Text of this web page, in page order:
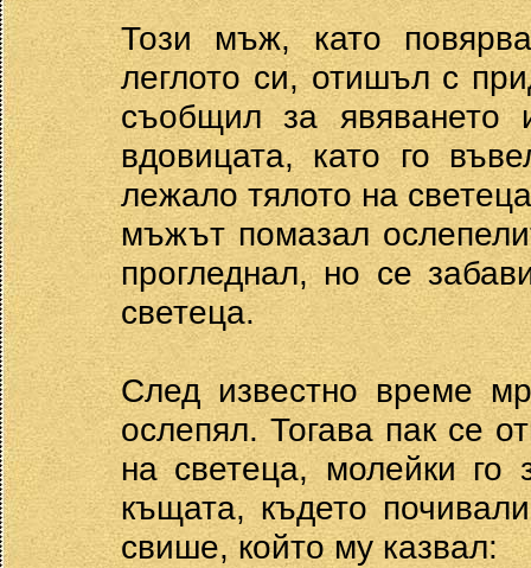
Този мъж, като
леглото си, отишъл с
съобщил за явяването
вдовицата, като го
лежало тялото на
мъжът помазал
прогледнал, но се
светеца.
След известно време
ослепял. Тогава пак се
на светеца, молейки го
къщата, където
свише, който му казвал: